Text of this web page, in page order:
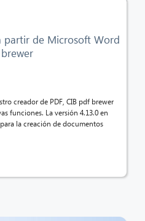
partir de Microsoft Word
creador de PDF, CIB pdf brewer
funciones. La versión 4.13.0 en
la creación de documentos